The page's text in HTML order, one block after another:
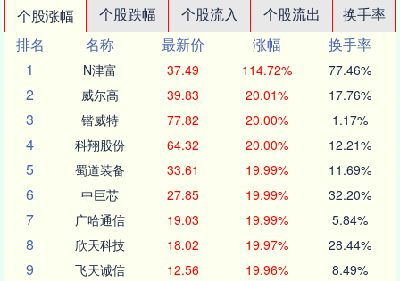
个股涨幅 个股跌幅 个股流入 个股流出
换手率
排名
名称 最新价 涨幅
换手率
1
N津富 37.49 114.72% 77.46%
2 威尔高 39.83 20.01% 17.76%
3 锴威特 77.82 20.00% 1.17%
4 科翔股份 64.32 20.00% 12.21%
5 蜀道装备 33.61 19.99% 11.69%
6 中巨芯 27.85 19.99% 32.20%
7 广哈通信 19.03 19.99% 5.84%
8 欣天科技 18.02 19.97% 28.44%
9 飞天诚信 12.56 19.96% 8.49%